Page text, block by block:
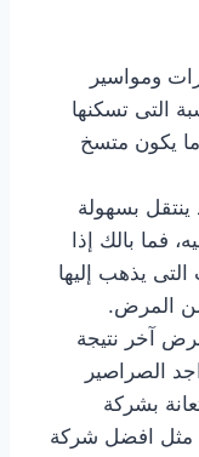
ومواسير
التى تسكنها
يكون متسخ
بسهولة
فما بالك إذا
يذهب إليها
من المرض.
آخر نتيجة
الصراصير
بشركة
افضل شركة